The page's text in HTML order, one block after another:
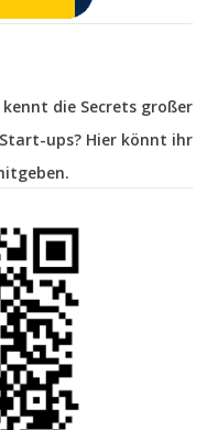
die Secrets großer
ups? Hier könnt ihr